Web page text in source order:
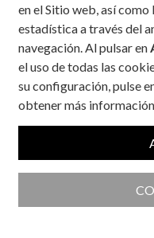
en el Sitio web, así
estadística a través del
navegación. Al pulsar en
el uso de todas las
su configuración, pulse
obtener más
Ingredientes
750 gramos de lomo de
2 decilitros de nata líquida.
1/2-1 cuchara pequeña
4 cucharadas de aceite
Sal y pimienta.